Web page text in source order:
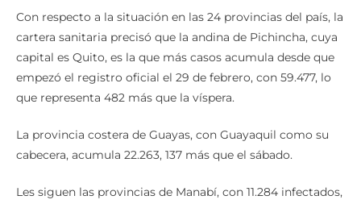
Con respecto a la situación en las 24 provincias del país, la
cartera sanitaria precisó que la andina de Pichincha, cuya
capital es Quito, es la que más casos acumula desde que
empezó el registro oficial el 29 de febrero, con 59.477, lo
que representa 482 más que la víspera.
La provincia costera de Guayas, con Guayaquil como su
cabecera, acumula 22.263, 137 más que el sábado.
Les siguen las provincias de Manabí, con 11.284 infectados,